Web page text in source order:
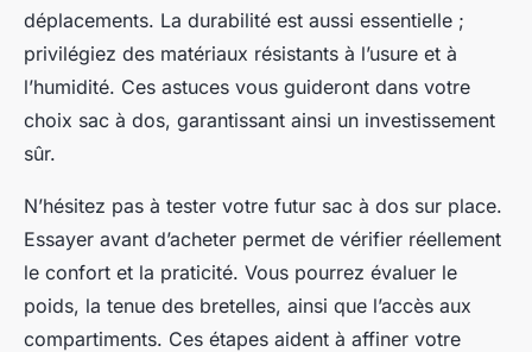
déplacements. La durabilité est aussi essentielle ;
privilégiez des matériaux résistants à l’usure et à
l’humidité. Ces astuces vous guideront dans votre
choix sac à dos, garantissant ainsi un investissement
sûr.
N’hésitez pas à tester votre futur sac à dos sur place.
Essayer avant d’acheter permet de vérifier réellement
le confort et la praticité. Vous pourrez évaluer le
poids, la tenue des bretelles, ainsi que l’accès aux
compartiments. Ces étapes aident à affiner votre